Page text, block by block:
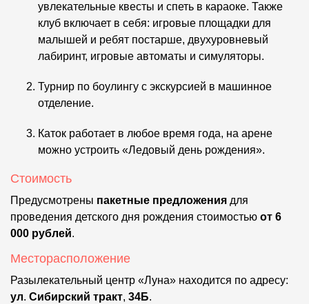
увлекательные квесты и спеть в караоке. Также
клуб включает в себя: игровые площадки для
малышей и ребят постарше, двухуровневый
лабиринт, игровые автоматы и симуляторы.
Турнир по боулингу с экскурсией в машинное
отделение.
Каток работает в любое время года, на арене
можно устроить «Ледовый день рождения».
Стоимость
Предусмотрены пакетные предложения для
проведения детского дня рождения стоимостью от 6
000 рублей.
Месторасположение
Разылекательный центр «Луна» находится по адресу:
ул. Сибирский тракт, 34Б.